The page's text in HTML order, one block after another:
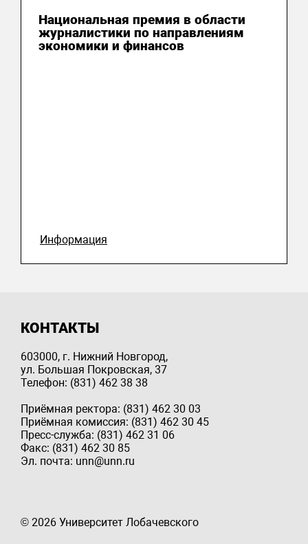
Национальная премия в области
журналистики по направлениям
экономики и финансов
Информация
КОНТАКТЫ
603000, г. Нижний Новгород,
ул. Большая Покровская, 37
Телефон: (831) 462 38 38
Приёмная ректора: (831) 462 30 03
Приёмная комиссия: (831) 462 30 45
Пресс-служба: (831) 462 31 06
Факс: (831) 462 30 85
Эл. почта: unn@unn.ru
© 2026 Университет Лобачевского